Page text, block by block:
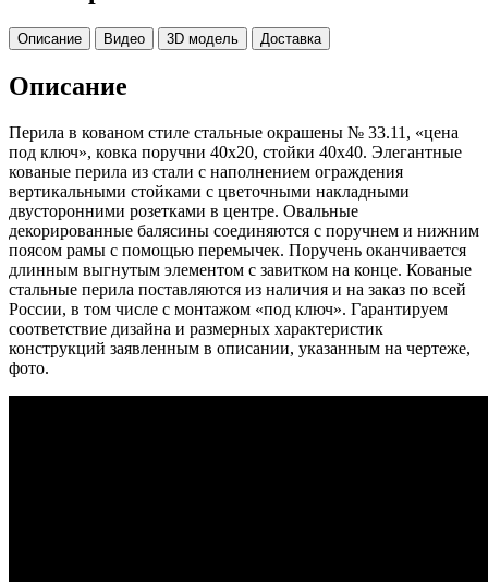
Описание Видео 3D модель Доставка
Описание
Перила в кованом стиле стальные окрашены № 33.11, «цена
под ключ», ковка поручни 40х20, стойки 40х40. Элегантные
кованые перила из стали с наполнением ограждения
вертикальными стойками с цветочными накладными
двусторонними розетками в центре. Овальные
декорированные балясины соединяются с поручнем и нижним
поясом рамы с помощью перемычек. Поручень оканчивается
длинным выгнутым элементом с завитком на конце. Кованые
стальные перила поставляются из наличия и на заказ по всей
России, в том числе с монтажом «под ключ». Гарантируем
соответствие дизайна и размерных характеристик
конструкций заявленным в описании, указанным на чертеже,
фото.